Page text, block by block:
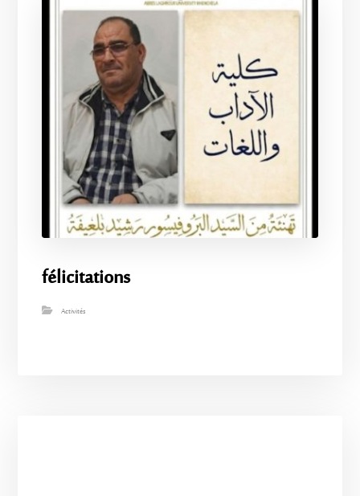
félicitations
Activités